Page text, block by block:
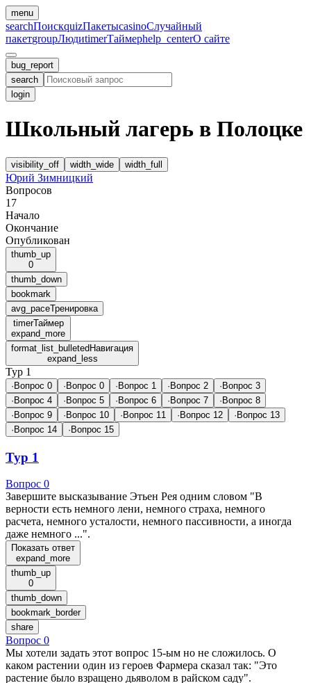
menu
searchПоискquizПакетыcasinoСлучайный
пакетgroupЛюдиtimerТаймерhelp_centerО сайте
bug_report
search
login
Школьный лагерь в Полоцке
visibility_off width_wide width_full
Юрий Зимницкий
Вопросов
17
Начало
Окончание
Опубликован
thumb_up
0
thumb_down
bookmark
avg_paceТренировка
timerТаймер
expand_more
format_list_bulleted Навигация
expand_less
Тур 1
· Вопрос 0 · Вопрос 0 · Вопрос 1 · Вопрос 2 · Вопрос 3
· Вопрос 4 · Вопрос 5 · Вопрос 6 · Вопрос 7 · Вопрос 8
· Вопрос 9 · Вопрос 10 · Вопрос 11 · Вопрос 12 · Вопрос 13
· Вопрос 14 · Вопрос 15
Тур 1
Вопрос 0
Завершите высказывание Этьен Рея одним словом "В
верности есть немного лени, немного страха, немного
расчета, немного усталости, немного пассивности, а иногда
даже немного ...".
Показать ответ
expand_more
thumb_up
0
thumb_down
bookmark_border
share
Вопрос 0
Мы хотели задать этот вопрос 15-ым но не сложилось. О
каком растении один из героев Фармера сказал так: "Это
растение было взращено дьяволом в райском саду".